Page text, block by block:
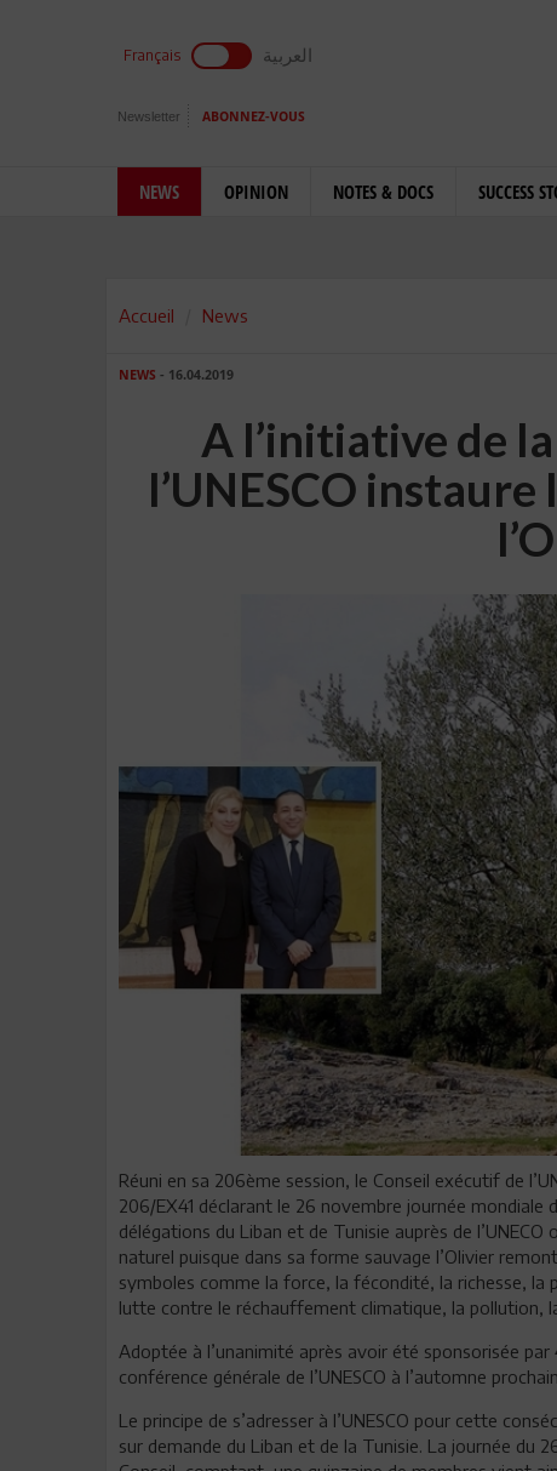
Français العربية
Newsletter ABONNEZ-VOUS
NEWS OPINION NOTES & DOCS SUCCESS
Accueil News
NEWS - 16.04.2019
A l’initiative de
l’UNESCO
Réuni en sa 206ème session, le Conseil exécutif de
206/EX41 déclarant le 26 novembre journée
délégations du Liban et de Tunisie auprès de
naturel puisque dans sa forme sauvage l’Olivier
symboles comme la force, la fécondité, la richesse, la
lutte contre le réchauffement climatique, la pollution,
Adoptée à l’unanimité après avoir été sponsorisée
conférence générale de l’UNESCO à l’automne
Le principe de s’adresser à l’UNESCO pour cette
sur demande du Liban et de la Tunisie. La journée